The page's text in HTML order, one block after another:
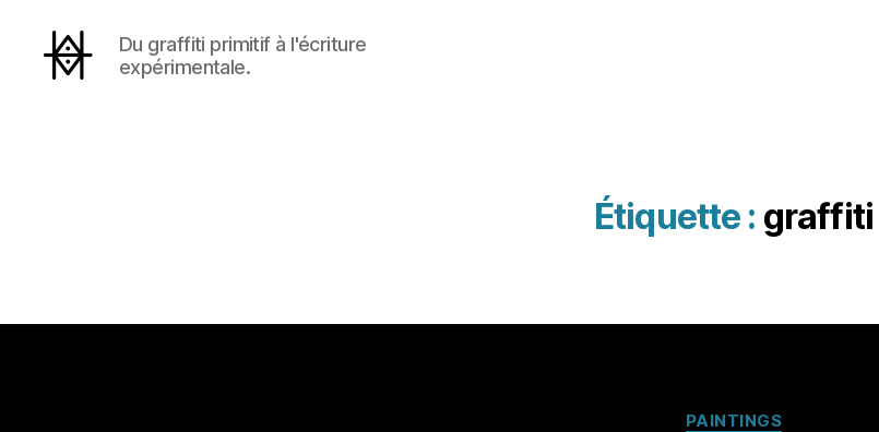
Du graffiti primitif à l'écriture
expérimentale.
Étiquette : graffiti
Catégories
PAINTINGS